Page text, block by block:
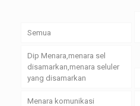
Semua
Dip Menara,menara sel
disamarkan,menara seluler
yang disamarkan
Menara komunikasi